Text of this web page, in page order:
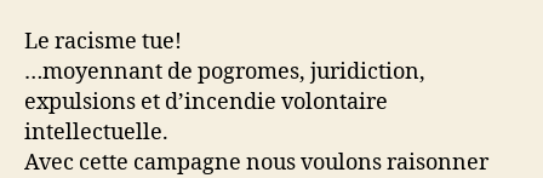
Le racisme tue!
…moyennant de pogromes, juridiction,
expulsions et d’incendie volontaire
intellectuelle.
Avec cette campagne nous voulons raisonner